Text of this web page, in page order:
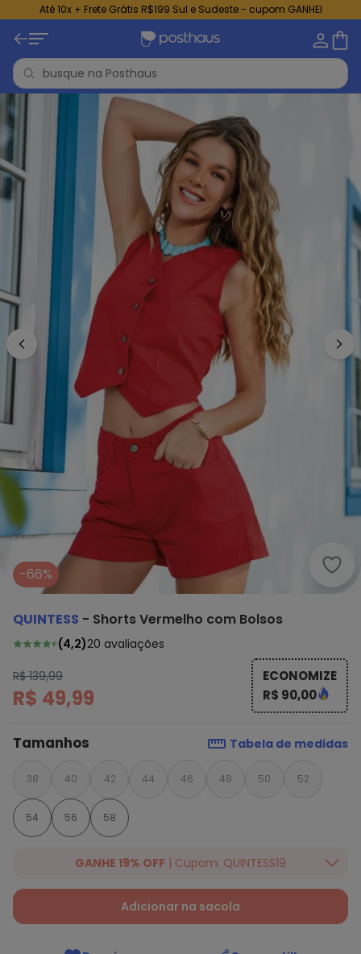
Até 10x + Frete Grátis R$199 Sul e Sudeste - cupom GANHEI
-66%
QUINTESS - Shorts Vermelho com Bolsos
(4,2)20 avaliações
R$ 139,99
R$ 49,99
ECONOMIZE
R$ 90,00
Tamanhos Tabela de medidas
38 40 42 44 46 48 50 52
54 56 58
GANHE 19% OFF | Cupom: QUINTESS19
Ganhe 19% OFF Extra em qualquer valor, usando o cupom:
QUINTESS19. Válido para toda loja Quintess, até 07/08/2026.
Adicionar na sacola